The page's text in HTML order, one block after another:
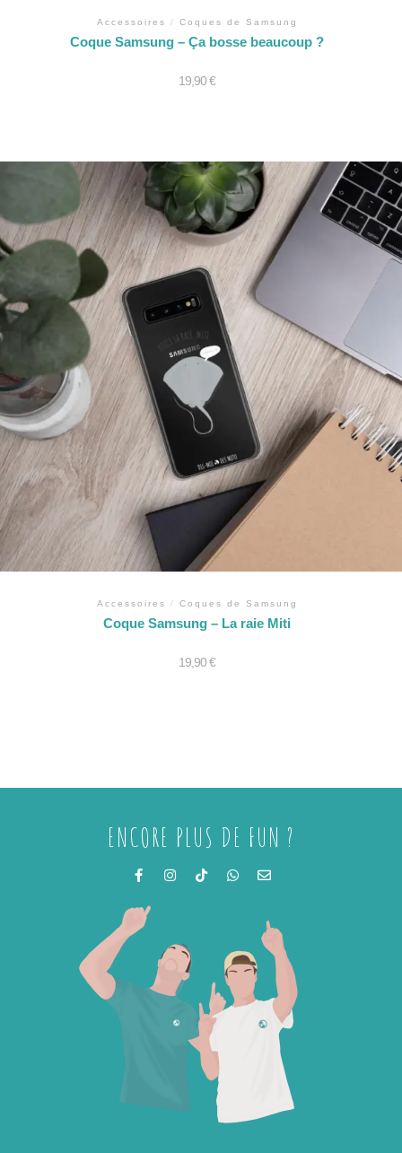
Accessoires / Coques de Samsung
Coque Samsung – Ça bosse beaucoup ?
19,90€
Accessoires / Coques de Samsung
Coque Samsung – La raie Miti
19,90€
ENCORE PLUS DE FUN ?